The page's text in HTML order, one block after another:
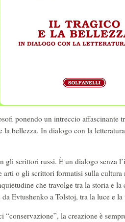
ponendo un intreccio affascinante
la bellezza. In dialogo con la
gli scrittori russi. È un dialogo senza
arti o gli scrittori formatisi sulla cultura
che travolge tra la storia e
Evtushenko a Tolstoj, tra la luce e la
“conservazione”, la creazione è